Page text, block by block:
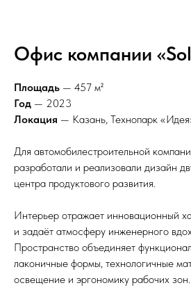
Офис компании
Площадь — 457 м²
Год — 2023
Локация — Казань, Технопарк
Для автомобилестроительной
разработали и реализовали дизайн
центра продуктового развития.
Интерьер отражает инновационный
и задаёт атмосферу инженерного
Пространство объединяет
лаконичные формы, технологичные
освещение и эргономику рабочих зон.